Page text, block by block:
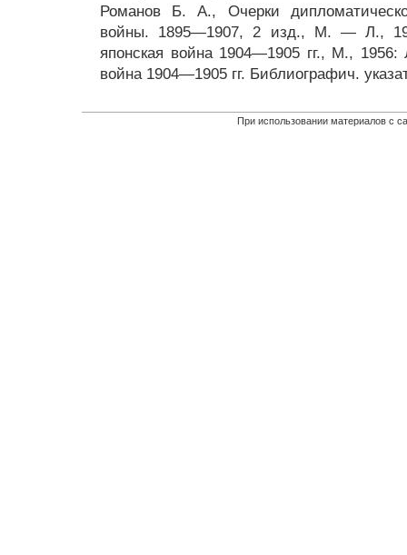
Романов Б. А., Очерки
войны. 1895—1907, 2 изд., М. — Л.,
японская война 1904—1905 гг., М., 1956:
война 1904—1905 гг. Библиографич.
При использовании материалов с